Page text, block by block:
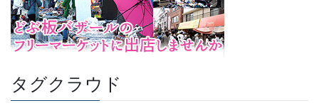
タグクラウド